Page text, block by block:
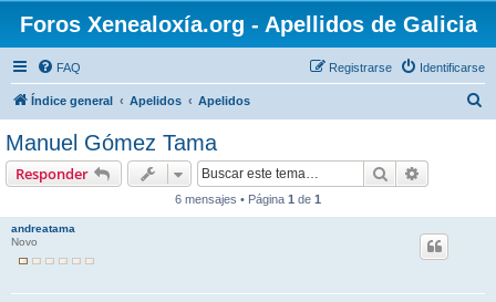
Foros Xenealoxía.org - Apellidos de Galicia
FAQ Identificarse
Registrarse
Índice general Apelidos Apelidos
Manuel Gómez Tama
Responder Buscar
6 mensajes • Página 1 de 1
andreatama
Novo